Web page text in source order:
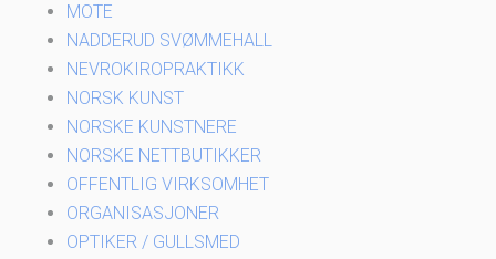
MOTE
NADDERUD SVØMMEHALL
NEVROKIROPRAKTIKK
NORSK KUNST
NORSKE KUNSTNERE
NORSKE NETTBUTIKKER
OFFENTLIG VIRKSOMHET
ORGANISASJONER
OPTIKER / GULLSMED